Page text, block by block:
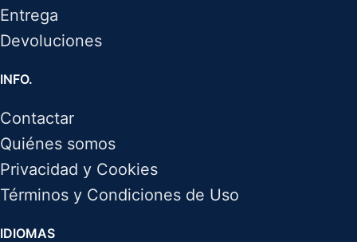
Entrega
Devoluciones
INFO.
Contactar
Quiénes somos
Privacidad y Cookies
Términos y Condiciones de Uso
IDIOMAS